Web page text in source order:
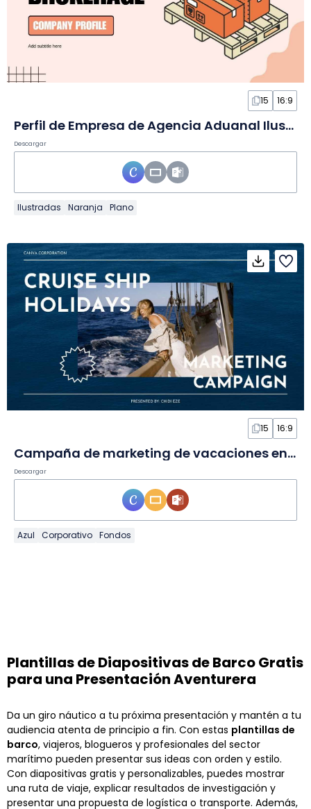
15 16:9
Perfil de Empresa de Agencia Aduanal Ilustrado en Diapositivas
Descargar
Ilustradas Naranja Plano
15 16:9
Campaña de marketing de vacaciones en crucero azul simple en Diapositivas
Descargar
Azul Corporativo Fondos
Plantillas de Diapositivas de Barco Gratis
para una Presentación Aventurera
Da un giro náutico a tu próxima presentación y mantén a tu
audiencia atenta de principio a fin. Con estas plantillas de
barco, viajeros, blogueros y profesionales del sector
marítimo pueden presentar sus ideas con orden y estilo.
Con diapositivas gratis y personalizables, puedes mostrar
una ruta de viaje, explicar resultados de investigación y
presentar una propuesta de logística o transporte. Además,